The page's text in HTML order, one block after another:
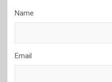
Name
Email